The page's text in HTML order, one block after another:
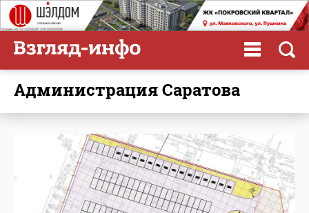
администрация Саратова